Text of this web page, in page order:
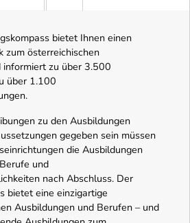
bietet Ihnen einen
zum österreichischen
informiert zu über 3.500
über 1.100
zu den Ausbildungen
gegeben sein müssen
die Ausbildungen
und
nach Abschluss. Der
bietet eine einzigartige
Ausbildungen und Berufen – und